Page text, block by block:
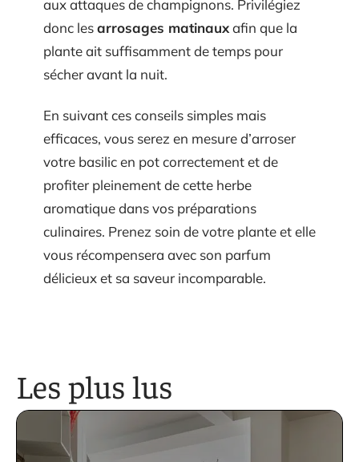
aux attaques de champignons. Privilégiez
donc lesarrosages matinauxafin que la
plante ait suffisamment de temps pour
sécher avant la nuit.
En suivant ces conseils simples mais
efficaces, vous serez en mesure d’arroser
votre basilic en pot correctement et de
profiter pleinement de cette herbe
aromatique dans vos préparations
culinaires. Prenez soin de votre plante et elle
vous récompensera avec son parfum
délicieux et sa saveur incomparable.
Les plus lus